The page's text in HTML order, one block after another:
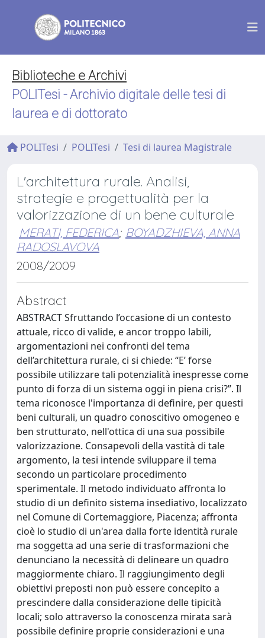
Biblioteche e Archivi
POLITesi - Archivio digitale delle tesi di
laurea e di dottorato
POLITesi POLITesi Tesi di laurea Magistrale
L'architettura rurale. Analisi,
strategie e progettualità per la
valorizzazione di un bene culturale
MERATI, FEDERICA; BOYADZHIEVA, ANNA
RADOSLAVOVA
2008/2009
Abstract
ABSTRACT Sfruttando l’occasione di un contesto
attuale, ricco di valide, e ancor troppo labili,
argomentazioni nei confronti del tema
dell’architettura rurale, ci si chiede: “E’ forse
possibile utilizzare tali potenzialità inespresse come
punto di forza di un sistema oggi in piena crisi?”. Il
tema riconosce l'importanza di definire, per questi
beni culturali, un quadro conoscitivo omogeneo e
ben strutturato, nell'ottica di una sua possibile
valorizzazione. Consapevoli della vastità di tale
argomento, la tesi intende sviluppare il tema
secondo un particolare procedimento
sperimentale. Il metodo individuato affronta lo
studio di un definito sistema insediativo, localizzato
nel Comune di Cortemaggiore, Piacenza; affronta
cioè lo studio di un'area dalla forte identità rurale
ma soggetta ad una serie di trasformazioni che
denunciano la necessità di delineare un quadro
maggiormente chiaro. Il raggiungimento degli
obiettivi preposti non può essere concepito a
prescindere dalla considerazione delle tipicità
locali; solo attraverso la conoscenza mirata sarà
possibile definire proprie considerazioni e una